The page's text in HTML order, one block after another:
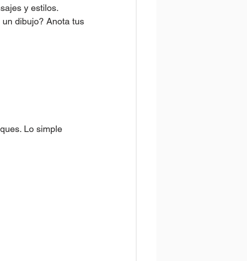
y estilos.
dibujo? Anota tus
Lo simple